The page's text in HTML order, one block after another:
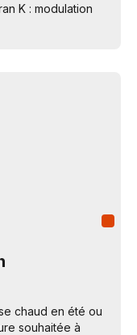
K : modulation
chaud en été ou
souhaitée à